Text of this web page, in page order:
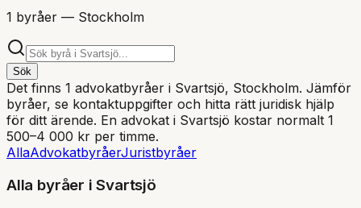
1 byråer — Stockholm
Sök
Det finns 1 advokatbyråer i Svartsjö, Stockholm. Jämför
byråer, se kontaktuppgifter och hitta rätt juridisk hjälp
för ditt ärende. En advokat i Svartsjö kostar normalt 1
500–4 000 kr per timme.
AllaAdvokatbyråerJuristbyråer
Alla byråer iSvartsjö